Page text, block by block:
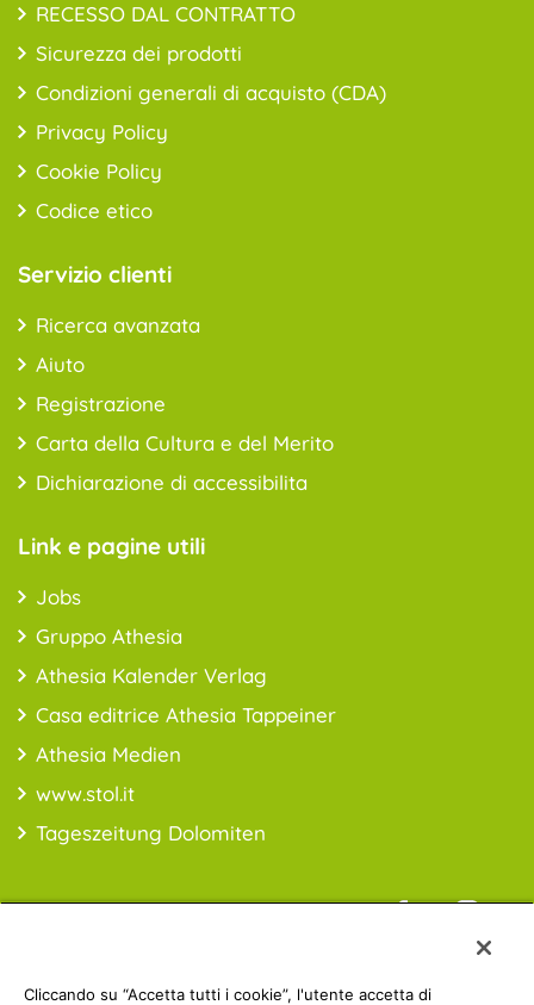
RECESSO DAL CONTRATTO
Sicurezza dei prodotti
Condizioni generali di acquisto (CDA)
Privacy Policy
Cookie Policy
Codice etico
Servizio clienti
Ricerca avanzata
Aiuto
Registrazione
Carta della Cultura e del Merito
Dichiarazione di accessibilita
Link e pagine utili
Jobs
Gruppo Athesia
Athesia Kalender Verlag
Casa editrice Athesia Tappeiner
Athesia Medien
www.stol.it
Tageszeitung Dolomiten
spese di spedizioni escluse
Cliccando su “Accetta tutti i cookie”, l'utente accetta di